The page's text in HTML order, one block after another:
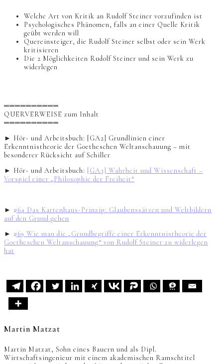
Welche Art von Kritik an Rudolf Steiner vorzufinden ist
Psychologisches Phänomen, falls an einer Quelle Kritik
geübt werden will
Quereinsteiger, die Rudolf Steiner selbst oder sein Werk
kritisieren
Die 2 Möglichkeiten Rudolf Steiner und sein Werk zu
widerlegen
══════════
QUERVERWEISE zum Inhalt
══════════
► Hör- und Arbeitsbuch: [GA2] Grundlinien einer
Erkenntnistheorie der Goetheschen Weltanschauung – mit
besonderer Rücksicht auf Schiller
► Hör- und Arbeitsbuch: [GA3] Wahrheit und Wissenschaft –
Vorspiel einer „Philosophie der Freiheit“
► #64 Das Kartenhaus-Prinzip: Glaubenssätzen und Weltbildern
auf den Grund gehen
► #69 Wie man die „Grundbegriffe einer Erkenntnistheorie der
Goetheschen Weltanschauung“ von Rudolf Steiner zu widerlegen
hat
Martin Matzat
Martin Matzat, Sohn eines Bauern und als Dipl.
Wirtschaftsingenieur mit einem akademischen Ramschtitel